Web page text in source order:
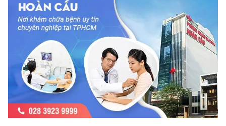
Sản phẩm
Thị trường
Lịch phát sóng
Chuyên mục khác
Emagazine Podcast
Photo Infographic